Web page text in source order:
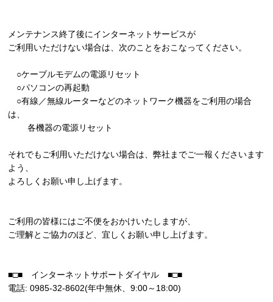
メンテナンス終了後にインターネットサービスが
ご利用いただけない場合は、次のことをおこなってください。
○ケーブルモデムの電源リセット
○パソコンの再起動
○有線／無線ルーターなどのネットワーク機器をご利用の場合
は、
各機器の電源リセット
それでもご利用いただけない場合は、弊社までご一報くださいます
よう、
よろしくお願い申し上げます。
ご利用の皆様にはご不便をおかけいたしますが、
ご理解とご協力のほど、宜しくお願い申し上げます。
■□■ インターネットサポートダイヤル ■□■
電話: 0985-32-8602(年中無休、9:00～18:00)